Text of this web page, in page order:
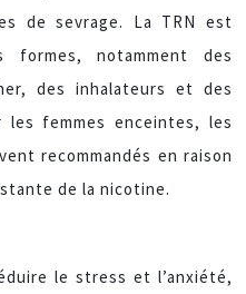
de sevrage. La TRN est
formes, notamment des
des inhalateurs et des
les femmes enceintes, les
recommandés en raison
de la nicotine.
le stress et l’anxiété,